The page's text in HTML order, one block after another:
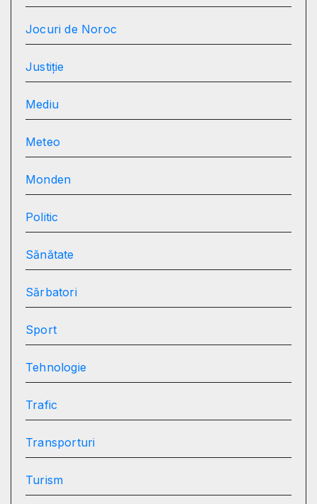
Jocuri de Noroc
Justiție
Mediu
Meteo
Monden
Politic
Sănătate
Sărbatori
Sport
Tehnologie
Trafic
Transporturi
Turism